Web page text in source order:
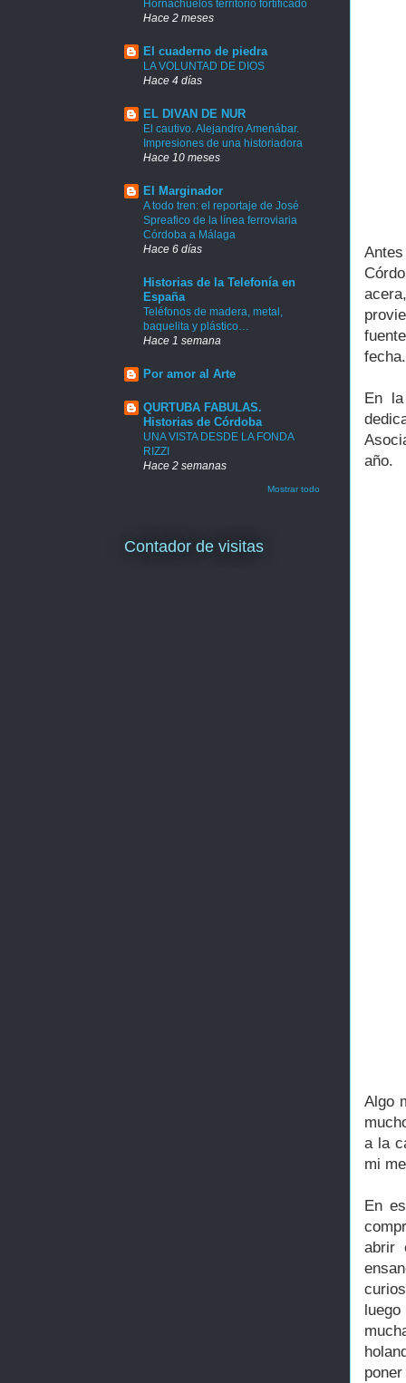
En
año.
Algo
a la
mi
En
abrir
Hornachuelos territorio fortificado
Hace 2 meses
El cuaderno de piedra
LA VOLUNTAD DE DIOS
Hace 4 días
EL DIVAN DE NUR
El cautivo. Alejandro Amenábar.
Impresiones de una historiadora
Hace 10 meses
El Marginador
A todo tren: el reportaje de José
Spreafico de la línea ferroviaria
Córdoba a Málaga
Hace 6 días
Historias de la Telefonía en
España
Teléfonos de madera, metal,
baquelita y plástico…
Hace 1 semana
Por amor al Arte
QURTUBA FABULAS.
Historias de Córdoba
UNA VISTA DESDE LA FONDA
RIZZI
Hace 2 semanas
Mostrar todo
Contador de visitas